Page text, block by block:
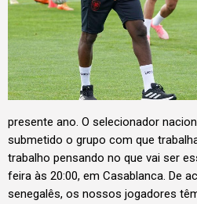
presente ano. O selecionador
submetido o grupo com que
trabalho pensando no que vai ser
feira às 20:00, em Casablanca. De
senegalês, os nossos jogadores